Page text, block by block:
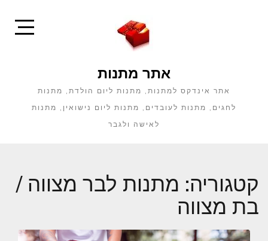
אתר מתנות
אתר אינדקס למתנות, מתנות ליום הולדת, מתנות
לחגים, מתנות לעובדים, מתנות ליום נישואין, מתנות
לאישה ולגבר
קטגוריה: מתנות לבר מצווה /
בת מצווה